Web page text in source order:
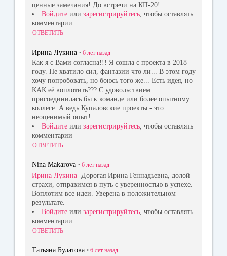
ценные замечания! До встречи на КП-20!
Войдите или зарегистрируйтесь , чтобы оставлять
комментарии
ОТВЕТИТЬ
Ирина Лукина • 6 лет назад
Как я с Вами согласна!!! Я сошла с проекта в 2018
году. Не хватило сил, фантазии что ли... В этом году
хочу попробовать, но боюсь того же... Есть идея, но
КАК её воплотить??? С удовольствием
присоединилась бы к команде или более опытному
коллеге. А ведь Купаловские проекты - это
неоценимый опыт!
Войдите или зарегистрируйтесь, чтобы оставлять
комментарии
ОТВЕТИТЬ
Nina Makarova • 6 лет назад
Ирина Лукина Дорогая Ирина Геннадьевна, долой
страхи, отправимся в путь с уверенностью в успехе.
Воплотим все идеи. Уверена в положительном
результате.
Войдите или зарегистрируйтесь , чтобы оставлять
комментарии
ОТВЕТИТЬ
Татьяна Булатова • 6 лет назад